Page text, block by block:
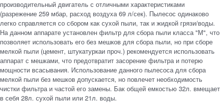
производительный двигатель с отличными характеристиками
(разрежение 259 мбар, расход воздуха 69 л/сек). Пылесос одинаково
легко справляется со сбором как сухой пыли, так и жидкой грязи/воды.
На данном аппарате установлен фильтр для сбора пыли класса "М", что
позволяет использовать его без мешков для сбора пыли, но при сборе
мелкой пыли (цемент, штукатуркаи проч.) рекомендуется использовать
аппарат с мешками, что предотвратит засорение фильтра и потерю
мощности всасывания. Использование данного пылесоса для сбора
мелкой пыли без мешков допускается, но повлечет необходимость
чистки фильтра и частой его замены. Бак общей емкостью 32л. вмещает
в себя 28л. сухой пыли или 21л. воды.